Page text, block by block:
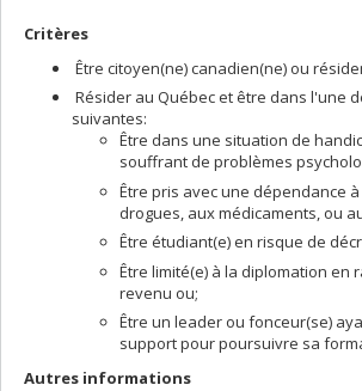
Critères
Être citoyen(ne) canadien(ne) ou
Résider au Québec et être dans l'une
suivantes:
Être dans une situation de
souffrant de problèmes
Être pris avec une dépendance
drogues, aux médicaments, ou
Être étudiant(e) en risque de
Être limité(e) à la diplomation en
revenu ou;
Être un leader ou fonceur(se)
support pour poursuivre sa
Autres informations